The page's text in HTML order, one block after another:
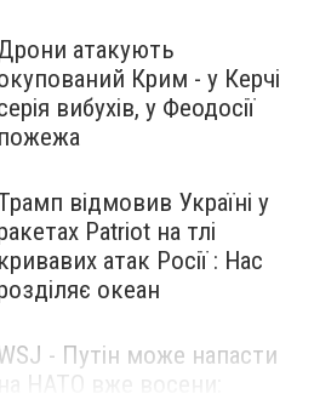
атакують
Крим - у Керчі
вибухів, у Феодосії
пожежа
відмовив Україні у
Patriot на тлі
кривавих атак Росії : Нас
океан
- Путін може напасти
на НАТО вже восени: